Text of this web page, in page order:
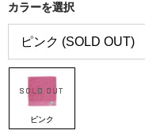
カラーを選択
ピンク